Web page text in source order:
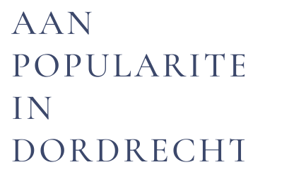
AAN
POPULARITEIT
IN
DORDRECHT